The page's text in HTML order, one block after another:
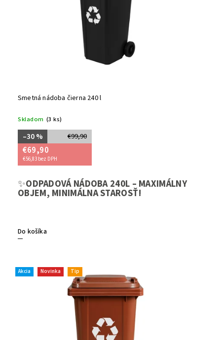
Smetná nádoba čierna 240 l
Skladom (3 ks)
€99,90
–30 %
€69,90
€56,83 bez DPH
Do košíka
✨ODPADOVÁ NÁDOBA 240L – MAXIMÁLNY
OBJEM, MINIMÁLNA STAROSŤ!
Akcia Novinka Tip